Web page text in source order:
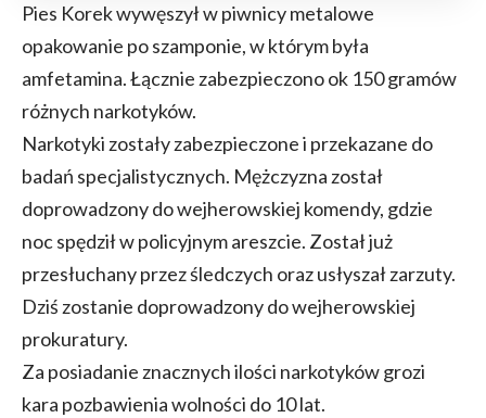
Pies Korek wywęszył w piwnicy metalowe
opakowanie po szamponie, w którym była
amfetamina. Łącznie zabezpieczono ok 150 gramów
różnych narkotyków.
Narkotyki zostały zabezpieczone i przekazane do
badań specjalistycznych. Mężczyzna został
doprowadzony do wejherowskiej komendy, gdzie
noc spędził w policyjnym areszcie. Został już
przesłuchany przez śledczych oraz usłyszał zarzuty.
Dziś zostanie doprowadzony do wejherowskiej
prokuratury.
Za posiadanie znacznych ilości narkotyków grozi
kara pozbawienia wolności do 10 lat.